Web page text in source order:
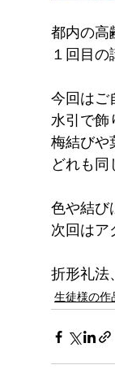
都内の高
１回目
今回はご
水引で飾
梅結びや
どれも同
色や結び
次回はア
折形礼法
生徒様の作